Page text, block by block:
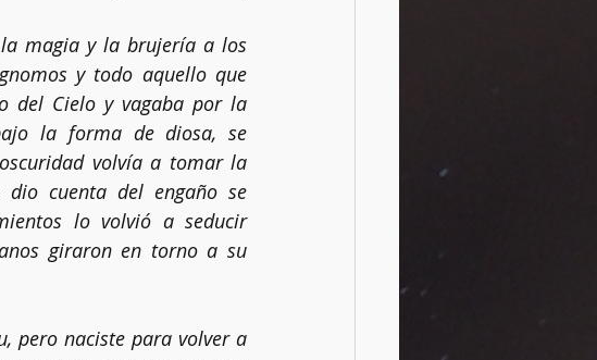
la magia y la brujería a los
y todo aquello que
del Cielo y vagaba por la
la forma de diosa, se
volvía a tomar la
cuenta del engaño se
lo volvió a seducir
giraron en torno a su
pero naciste para volver a